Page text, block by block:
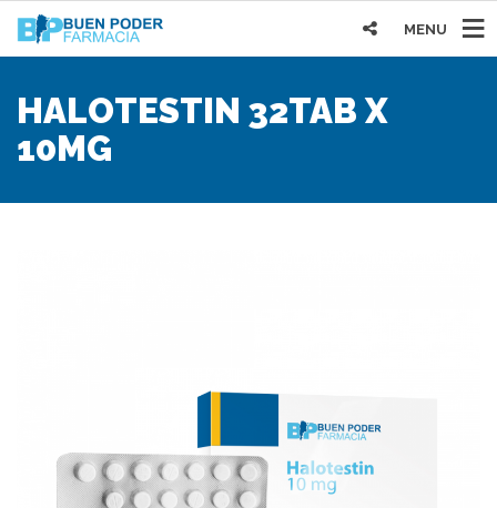
MENU
HALOTESTIN 32TAB X
10MG